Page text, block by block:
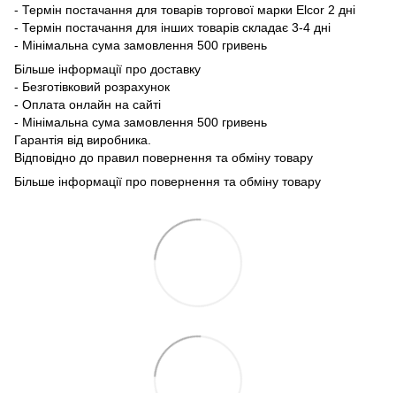
- Термін постачання для товарів торгової марки Elcor 2 дні
- Термін постачання для інших товарів складає 3-4 дні
- Мінімальна сума замовлення 500 гривень
Більше інформації про доставку
- Безготівковий розрахунок
- Оплата онлайн на сайті
- Мінімальна сума замовлення 500 гривень
Гарантія від виробника.
Відповідно до правил повернення та обміну товару
Більше інформації про повернення та обміну товару